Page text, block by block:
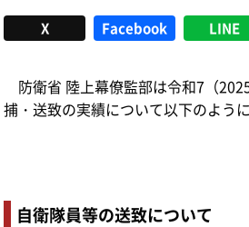
X Facebook LINE
防衛省 陸上幕僚監部は令和7（
捕・送致の実績について以下のよう
自衛隊員等の送致について